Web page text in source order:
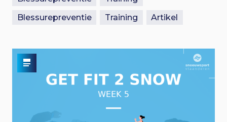
Blessurepreventie
Training Artikel